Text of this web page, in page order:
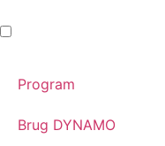
Program
Brug DYNAMO